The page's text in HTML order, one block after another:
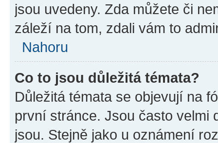
jsou uvedeny. Zda můžete či
záleží na tom, zdali vám to
Nahoru
Co to jsou důležitá témata?
Důležitá témata se objevují na
první stránce. Jsou často velmi
jsou. Stejně jako u oznámení